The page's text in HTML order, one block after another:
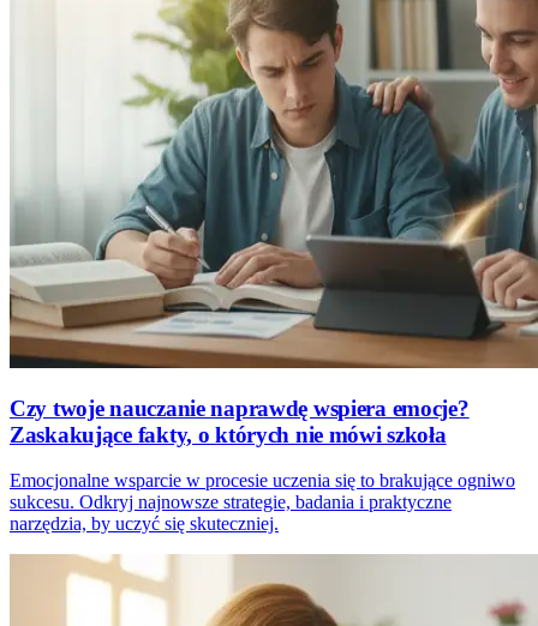
Czy twoje nauczanie naprawdę wspiera emocje?
Zaskakujące fakty, o których nie mówi szkoła
Emocjonalne wsparcie w procesie uczenia się to brakujące ogniwo
sukcesu. Odkryj najnowsze strategie, badania i praktyczne
narzędzia, by uczyć się skuteczniej.